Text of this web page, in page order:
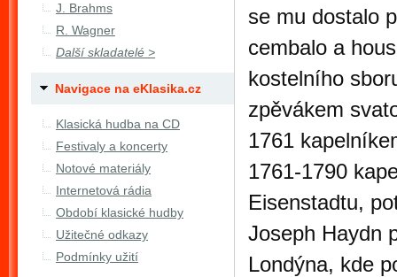
se mu dostalo
cembalo a
kostelního
zpěvákem
1761
1761-1790
Eisenstadtu,
Joseph Haydn
Londýna, kde
J. Brahms
R. Wagner
Další skladatelé >
Navigace na eKlasika.cz
Klasická hudba na CD
Festivaly a koncerty
Notové materiály
Internetová rádia
Období klasické hudby
Užitečné odkazy
Podmínky užití